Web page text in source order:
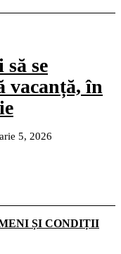
se
vacanță, în
5, 2026
ȘI CONDIȚII